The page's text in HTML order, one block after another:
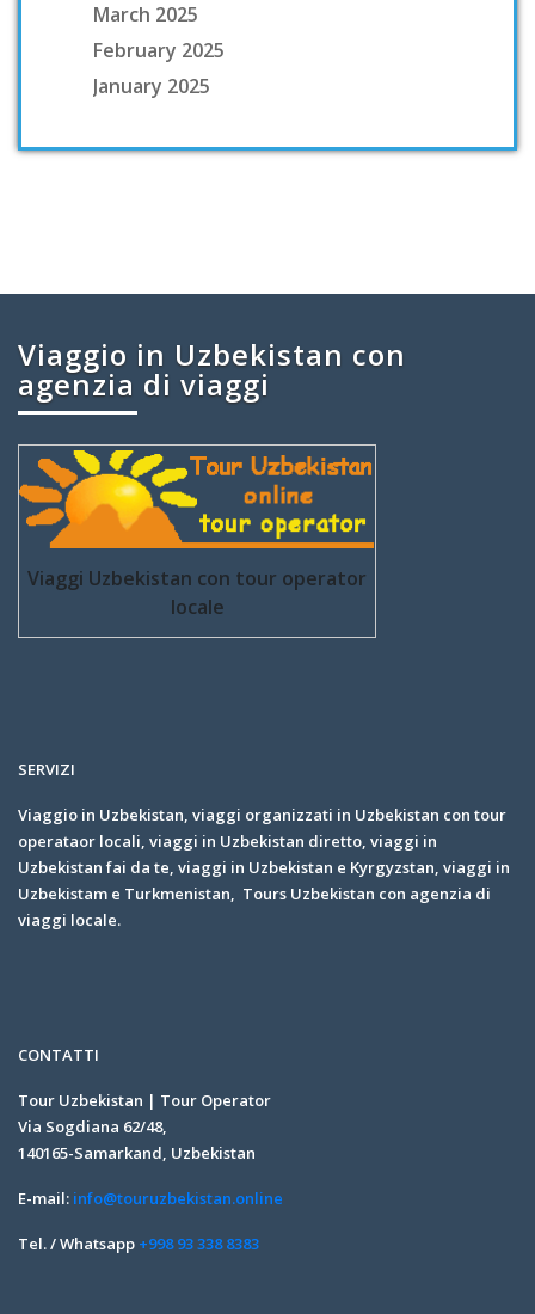
March 2025
February 2025
January 2025
Viaggio in Uzbekistan con
agenzia di viaggi
Viaggi Uzbekistan con tour operator
locale
SERVIZI
Viaggio in Uzbekistan, viaggi organizzati in Uzbekistan con tour
operataor locali, viaggi in Uzbekistan diretto, viaggi in
Uzbekistan fai da te, viaggi in Uzbekistan e Kyrgyzstan, viaggi in
Uzbekistam e Turkmenistan, Tours Uzbekistan con agenzia di
viaggi locale.
CONTATTI
Tour Uzbekistan | Tour Operator
Via Sogdiana 62/48,
140165-Samarkand, Uzbekistan
E-mail: info@touruzbekistan.online
Tel. / Whatsapp +998 93 338 8383